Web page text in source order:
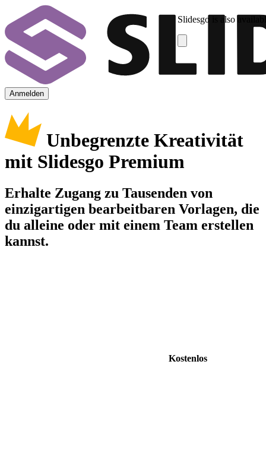
Slidesgo is also
Anmelden
Unbegrenzte Kreativität
mit Slidesgo Premium
Erhalte Zugang zu Tausenden von
einzigartigen bearbeitbaren Vorlagen, die
du alleine oder mit einem Team erstellen
kannst.
Kostenlos